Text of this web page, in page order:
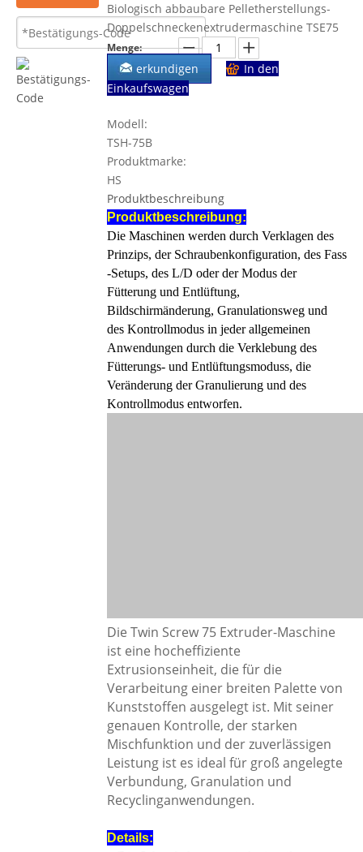
Biologisch abbaubare Pelletherstellungs-
Doppelschneckenextrudermaschine TSE75
Menge:
erkundigen
In den
Einkaufswagen
Modell:
TSH-75B
Produktmarke:
HS
Produktbeschreibung
Produktbeschreibung:
Die Maschinen werden durch Verklagen des
Prinzips, der Schraubenkonfiguration, des Fass
-Setups, des L/D oder der Modus der
Fütterung und Entlüftung,
Bildschirmänderung, Granulationsweg und
des Kontrollmodus in jeder allgemeinen
Anwendungen durch die Verklebung des
Fütterungs- und Entlüftungsmoduss, die
Veränderung der Granulierung und des
Kontrollmodus entworfen.
Die Twin Screw 75 Extruder-Maschine
ist eine hocheffiziente
Extrusionseinheit, die für die
Verarbeitung einer breiten Palette von
Kunststoffen ausgelegt ist. Mit seiner
genauen Kontrolle, der starken
Mischfunktion und der zuverlässigen
Leistung ist es ideal für groß angelegte
Verbundung, Granulation und
Recyclinganwendungen.
Details: